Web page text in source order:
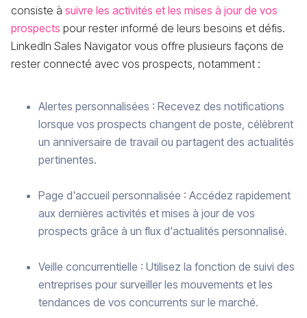
consiste à suivre les activités et les mises à jour de vos
prospects pour rester informé de leurs besoins et défis.
LinkedIn Sales Navigator vous offre plusieurs façons de
rester connecté avec vos prospects, notamment :
Alertes personnalisées : Recevez des notifications
lorsque vos prospects changent de poste, célèbrent
un anniversaire de travail ou partagent des actualités
pertinentes.
Page d'accueil personnalisée : Accédez rapidement
aux dernières activités et mises à jour de vos
prospects grâce à un flux d'actualités personnalisé.
Veille concurrentielle : Utilisez la fonction de suivi des
entreprises pour surveiller les mouvements et les
tendances de vos concurrents sur le marché.